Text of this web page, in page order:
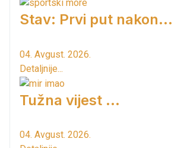
Stav: Prvi put nakon…
04. Avgust. 2026.
Detaljnije...
Tužna vijest ...
04. Avgust. 2026.